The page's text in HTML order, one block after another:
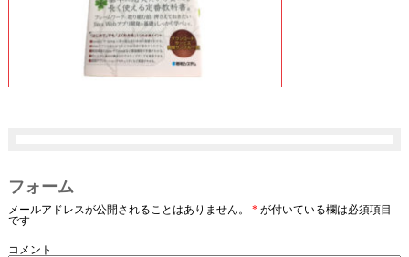
フォーム
メールアドレスが公開されることはありません。 *が付いている欄は必須項目
です
コメント